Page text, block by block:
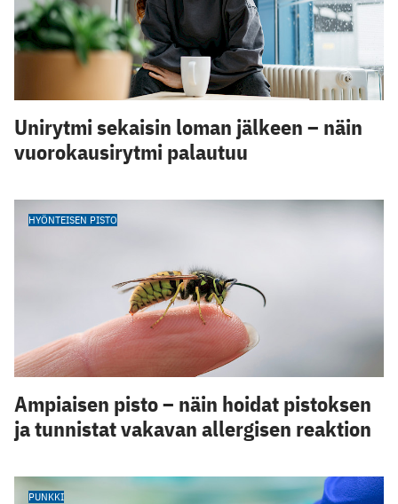
Unirytmi sekaisin loman jälkeen – näin
vuorokausirytmi palautuu
HYÖNTEISEN PISTO
Ampiaisen pisto – näin hoidat pistoksen
ja tunnistat vakavan allergisen reaktion
PUNKKI